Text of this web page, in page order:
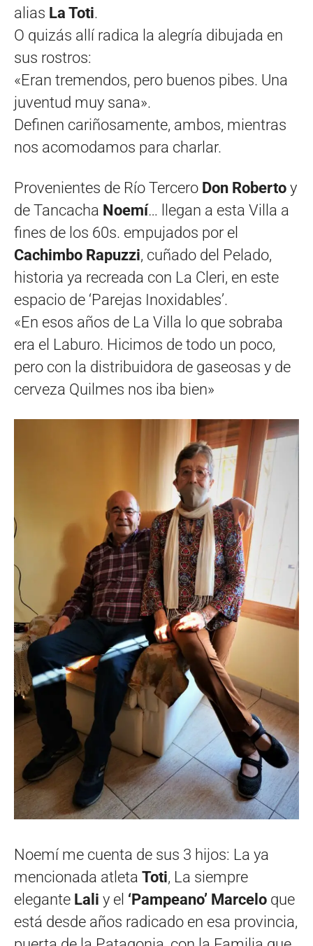
alias La Toti.
O quizás allí radica la alegría dibujada en
sus rostros:
«Eran tremendos, pero buenos pibes. Una
juventud muy sana».
Definen cariñosamente, ambos, mientras
nos acomodamos para charlar.
Provenientes de Río Tercero Don Roberto y
de Tancacha Noemí… llegan a esta Villa a
fines de los 60s. empujados por el
Cachimbo Rapuzzi, cuñado del Pelado,
historia ya recreada con La Cleri, en este
espacio de ‘Parejas Inoxidables’.
«En esos años de La Villa lo que sobraba
era el Laburo. Hicimos de todo un poco,
pero con la distribuidora de gaseosas y de
cerveza Quilmes nos iba bien»
Noemí me cuenta de sus 3 hijos: La ya
mencionada atleta Toti, La siempre
elegante Lali y el ‘Pampeano’ Marcelo que
está desde años radicado en esa provincia,